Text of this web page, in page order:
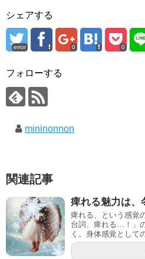
シェアする
error 0 0
フォローする
mininonnon
関連記事
痺れる魅力は、
痺れる、という感覚
台詞、痺れる…！」
く。身体感覚として